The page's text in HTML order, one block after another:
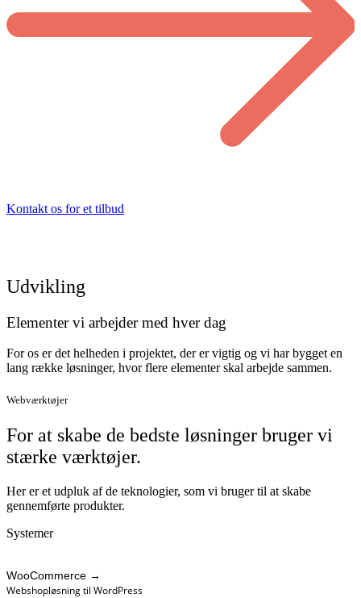
Kontakt os for et tilbud
Udvikling
Elementer vi arbejder med hver dag
For os er det helheden i projektet, der er vigtig og vi har bygget en
lang række løsninger, hvor flere elementer skal arbejde sammen.
Webværktøjer
For at skabe de bedste løsninger bruger vi
stærke værktøjer.
Her er et udpluk af de teknologier, som vi bruger til at skabe
gennemførte produkter.
Systemer
WooCommerce →
Webshopløsning til WordPress